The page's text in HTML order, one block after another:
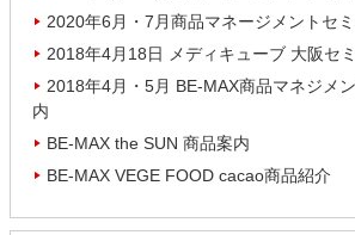
2020年6月・7月商品マネージメントセ
2018年4月18日 メディキューブ 大阪セ
2018年4月・5月 BE-MAX商品マネジメ
内
BE-MAX the SUN 商品案内
BE-MAX VEGE FOOD cacao商品紹介